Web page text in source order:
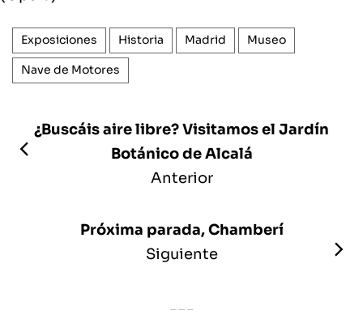
Exposiciones Historia Madrid Museo
Nave de Motores
¿Buscáis aire libre? Visitamos el Jardín
Botánico de Alcalá
Anterior
Próxima parada, Chamberí
Siguiente